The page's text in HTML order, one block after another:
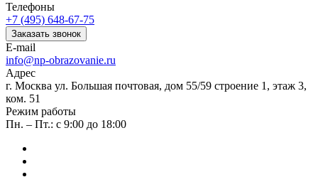
Телефоны
+7 (495) 648-67-75
Заказать звонок
E-mail
info@np-obrazovanie.ru
Адрес
г. Москва ул. Большая почтовая, дом 55/59 строение 1, этаж 3,
ком. 51
Режим работы
Пн. – Пт.: с 9:00 до 18:00